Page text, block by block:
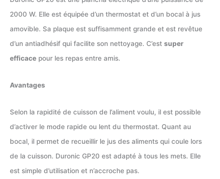
2000 W. Elle est équipée d’un thermostat et d’un bocal à jus
amovible. Sa plaque est suffisamment grande et est revêtue
d’un antiadhésif qui facilite son nettoyage. C’est super
efficace pour les repas entre amis.
Avantages
Selon la rapidité de cuisson de l’aliment voulu, il est possible
d’activer le mode rapide ou lent du thermostat. Quant au
bocal, il permet de recueillir le jus des aliments qui coule lors
de la cuisson. Duronic GP20 est adapté à tous les mets. Elle
est simple d’utilisation et n’accroche pas.